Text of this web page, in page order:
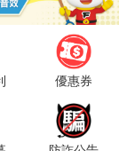
程說明』
優惠券